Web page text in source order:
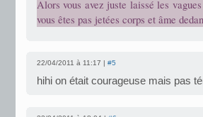
Alors vous avez juste laissé les
vous êtes pas jetées corps et âme
22/04/2011 à 11:17 | #5
hihi on était courageuse mais pas